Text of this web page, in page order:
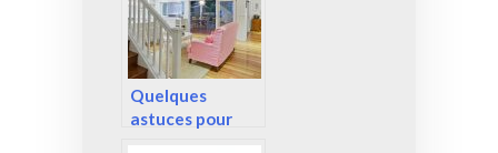
Quelques
astuces pour
rénover sa